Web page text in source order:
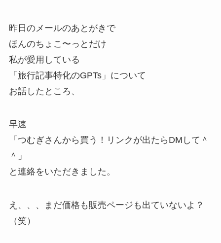
昨日のメールのあとがきで
ほんのちょこ〜っとだけ
私が愛用している
「旅行記事特化のGPTs」について
お話したところ、
早速
「つむぎさんから買う！リンクが出たらDMして＾
＾」
と連絡をいただきました。
え、、、まだ価格も販売ページも出ていないよ？
（笑）